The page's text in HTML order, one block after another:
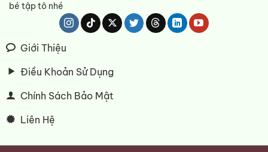
bé tập tô nhé
Giới Thiệu
Điều Khoản Sử Dụng
Chính Sách Bảo Mật
Liên Hệ